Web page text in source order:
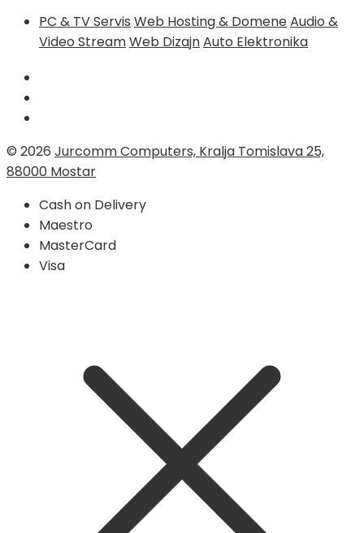
PC & TV Servis Web Hosting & DomeneAudio &
Video StreamWeb DizajnAuto Elektronika
© 2026 Jurcomm Computers, Kralja Tomislava 25,
88000 Mostar
Cash on Delivery
Maestro
MasterCard
Visa